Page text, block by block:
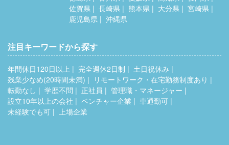
佐賀県
長崎県 熊本県 大分県
宮崎県
鹿児島県
沖縄県
注目キーワードから探す
年間休日120日以上 完全週休2日制
土日祝休み
残業少なめ(20時間未満)
リモートワーク・在宅勤務制度あり
転勤なし
学歴不問 正社員
管理職・マネージャー
設立10年以上の会社
ベンチャー企業
車通勤可
未経験でも可
上場企業